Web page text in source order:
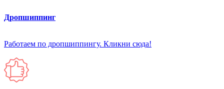
Дропшиппинг
Работаем по дропшиппингу. Кликни сюда!